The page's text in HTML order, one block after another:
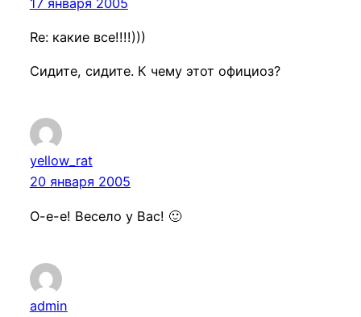
Re: какие все!!!!)))
Сидите, сидите. К чему этот официоз?
yellow_rat
20 января 2005
О-е-е! Весело у Вас! 🙂
admin